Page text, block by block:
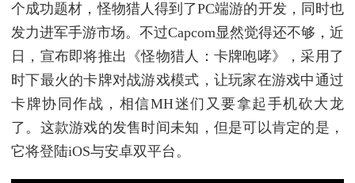
个成功题材，怪物猎人得到了PC端游的开发，同时也
发力进军手游市场。不过Capcom显然觉得还不够，近
日，宣布即将推出《怪物猎人：卡牌咆哮》，采用了
时下最火的卡牌对战游戏模式，让玩家在游戏中通过
卡牌协同作战，相信MH迷们又要拿起手机砍大龙
了。这款游戏的发售时间未知，但是可以肯定的是，
它将登陆iOS与安卓双平台。